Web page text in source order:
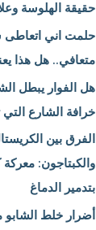
:
حقيقة الهلوسة
حلمت اني اتعاطى
متعافي.. هل هذا
هل الفوار يبطل
خرافة الشارع
الفرق بين
والكبتاجون: معركة
بتدمير الدماغ
أضرار خلط